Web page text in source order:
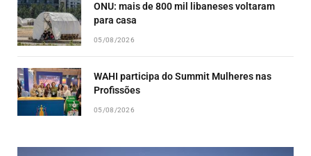
ONU: mais de 800 mil libaneses voltaram
para casa
05/08/2026
WAHI participa do Summit Mulheres nas
Profissões
05/08/2026